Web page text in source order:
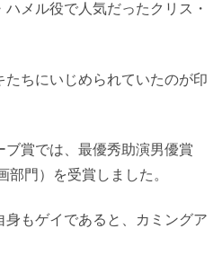
メル役で人気だったクリス・
ちにいじめられていたのが印
ブ賞では、最優秀助演男優賞
部門）を受賞しました。
もゲイであると、カミングア